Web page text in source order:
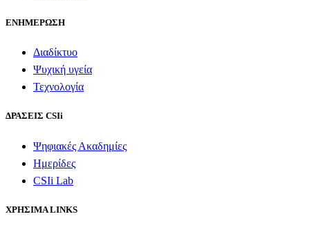
ΕΝΗΜΕΡΩΣΗ
Διαδίκτυο
Ψυχική υγεία
Τεχνολογία
ΔΡΑΣΕΙΣ CSIi
Ψηφιακές Ακαδημίες
Ημερίδες
CSIi Lab
ΧΡΗΣΙΜΑ LINKS